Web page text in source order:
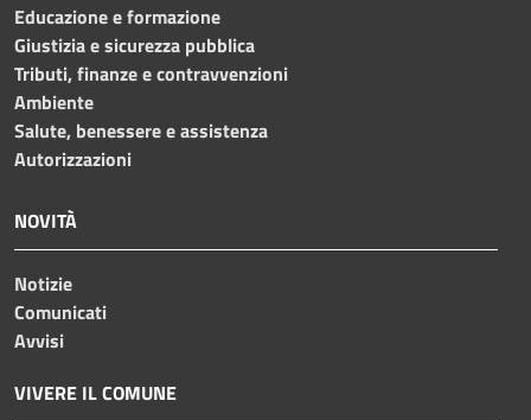
Educazione e formazione
Giustizia e sicurezza pubblica
Tributi, finanze e contravvenzioni
Ambiente
Salute, benessere e assistenza
Autorizzazioni
NOVITÀ
Notizie
Comunicati
Avvisi
VIVERE IL COMUNE